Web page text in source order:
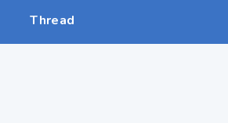
Thread